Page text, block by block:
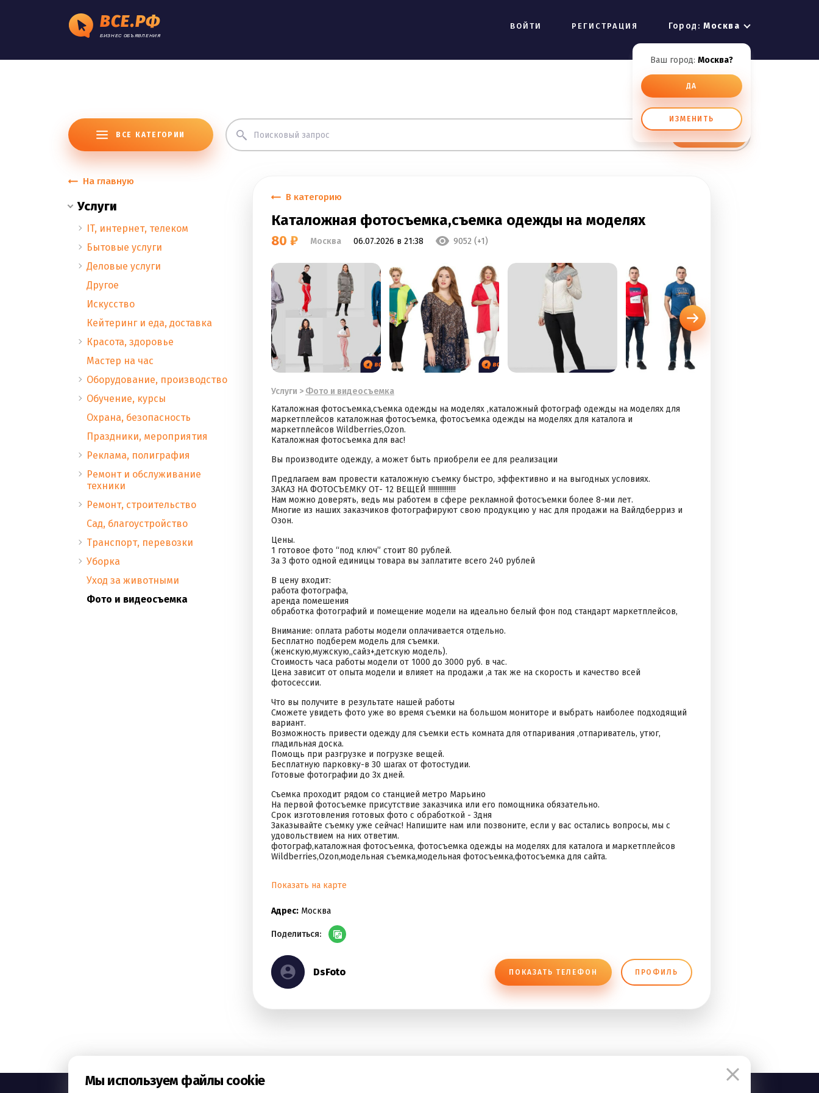
ВСЕ.РФ
БИЗНЕС ОБЪЯВЛЕНИЯ
ВОЙТИ РЕГИСТРАЦИЯ Город:Москва
Ваш город: Москва?
ДА
ИЗМЕНИТЬ
ВСЕ КАТЕГОРИИ
На главную
Услуги
IT, интернет, телеком
Бытовые услуги
Деловые услуги
Другое
Искусство
Кейтеринг и еда, доставка
Красота, здоровье
Мастер на час
Оборудование, производство
Обучение, курсы
Охрана, безопасность
Праздники, мероприятия
Реклама, полиграфия
Ремонт и обслуживание
техники
Ремонт, строительство
Сад, благоустройство
Транспорт, перевозки
Уборка
Уход за животными
Фото и видеосъемка
В категорию
Каталожная фотосъемка,съемка одежды на моделях
80 ₽ Москва 06.07.2026 в 21:38 9052 (+1)
Услуги > Фото и видеосъемка
Каталожная фотосъемка,съемка одежды на моделях ,каталожный фотограф одежды на моделях для
маркетплейсов каталожная фотосъемка, фотосъемка одежды на моделях для каталога и
маркетплейсов Wildberries,Ozon.
Каталожная фотосъемка для вас!
Вы производите одежду, а может быть приобрели ее для реализации
Предлагаем вам провести каталожную съемку быстро, эффективно и на выгодных условиях.
ЗАКАЗ НА ФОТОСЪЕМКУ ОТ- 12 ВЕЩЕЙ !!!!!!!!!!!!!!!
Нам можно доверять, ведь мы работем в сфере рекламной фотосъемки более 8-ми лет.
Многие из наших заказчиков фотографируют свою продукцию у нас для продажи на Вайлдберриз и
Озон.
Цены.
1 готовое фото “под ключ” стоит 80 рублей.
За 3 фото одной единицы товара вы заплатите всего 240 рублей
В цену входит:
работа фотографа,
аренда помешения
обработка фотографий и помещение модели на идеально белый фон под стандарт маркетплейсов,
Внимание: оплата работы модели оплачивается отдельно.
Бесплатно подберем модель для съемки.
(женскую,мужскую,,сайз+,детскую модель).
Стоимость часа работы модели от 1000 до 3000 руб. в час.
Цена зависит от опыта модели и влияет на продажи ,а так же на скорость и качество всей
фотосессии.
Что вы получите в результате нашей работы
Сможете увидеть фото уже во время съемки на большом мониторе и выбрать наиболее подходящий
вариант.
Возможность привести одежду для съемки есть комната для отпаривания ,отпариватель, утюг,
гладильная доска.
Помощь при разгрузке и погрузке вещей.
Бесплатную парковку-в 30 шагах от фотостудии.
Готовые фотографии до 3х дней.
Съемка проходит рядом со станцией метро Марьино
На первой фотосъемке присутствие заказчика или его помощника обязательно.
Срок изготовления готовых фото с обработкой - 3дня
Заказывайте съемку уже сейчас! Напишите нам или позвоните, если у вас остались вопросы, мы с
удовольствием на них ответим.
фотограф,каталожная фотосъемка, фотосъемка одежды на моделях для каталога и маркетплейсов
Wildberries,Ozon,модельная съемка,модельная фотосъемка,фотосъемка для сайта.
Показать на карте
Адрес: Москва
Поделиться:
DsFoto ПОКАЗАТЬ ТЕЛЕФОН ПРОФИЛЬ
Мы используем файлы cookie